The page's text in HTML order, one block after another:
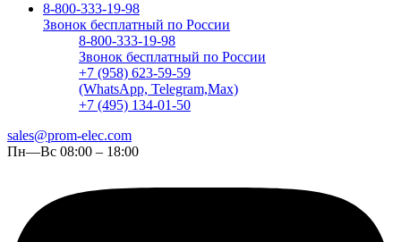
8-800-333-19-98
Звонок бесплатный по России
8-800-333-19-98
Звонок бесплатный по России
+7 (958) 623-59-59
(WhatsApp, Telegram,Max)
+7 (495) 134-01-50
sales@prom-elec.com
Пн—Вс 08:00 – 18:00